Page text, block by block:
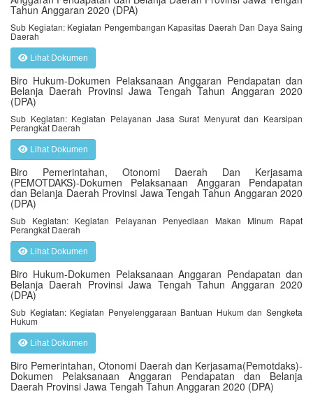
Tahun Anggaran 2020 (DPA)
Sub Kegiatan: Kegiatan Pengembangan Kapasitas Daerah Dan Daya Saing
Daerah
Lihat Dokumen
Biro Hukum-Dokumen Pelaksanaan Anggaran Pendapatan dan
Belanja Daerah Provinsi Jawa Tengah Tahun Anggaran 2020
(DPA)
Sub Kegiatan: Kegiatan Pelayanan Jasa Surat Menyurat dan Kearsipan
Perangkat Daerah
Lihat Dokumen
Biro Pemerintahan, Otonomi Daerah Dan Kerjasama
(PEMOTDAKS)-Dokumen Pelaksanaan Anggaran Pendapatan
dan Belanja Daerah Provinsi Jawa Tengah Tahun Anggaran 2020
(DPA)
Sub Kegiatan: Kegiatan Pelayanan Penyediaan Makan Minum Rapat
Perangkat Daerah
Lihat Dokumen
Biro Hukum-Dokumen Pelaksanaan Anggaran Pendapatan dan
Belanja Daerah Provinsi Jawa Tengah Tahun Anggaran 2020
(DPA)
Sub Kegiatan: Kegiatan Penyelenggaraan Bantuan Hukum dan Sengketa
Hukum
Lihat Dokumen
Biro Pemerintahan, Otonomi Daerah dan Kerjasama(Pemotdaks)-
Dokumen Pelaksanaan Anggaran Pendapatan dan Belanja
Daerah Provinsi Jawa Tengah Tahun Anggaran 2020 (DPA)